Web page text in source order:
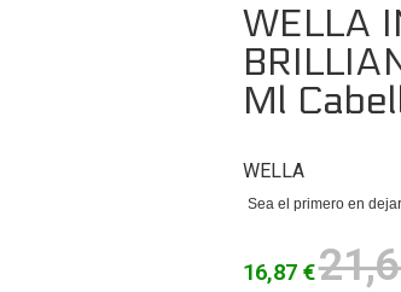
WELLA
Ml
WELLA
Sea el primero en
16,87 €